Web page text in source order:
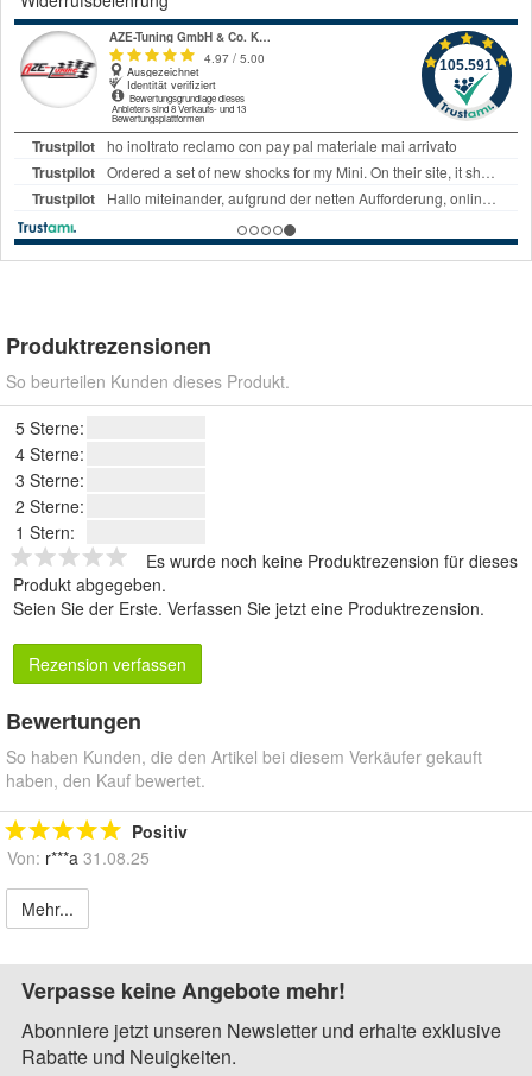
Produktrezensionen
So beurteilen Kunden dieses Produkt.
5 Sterne:
4 Sterne:
3 Sterne:
2 Sterne:
1 Stern:
Es wurde noch keine Produktrezension für dieses
Produkt abgegeben.
Seien Sie der Erste. Verfassen Sie jetzt eine Produktrezension.
Rezension verfassen
Bewertungen
So haben Kunden, die den Artikel bei diesem Verkäufer gekauft
haben, den Kauf bewertet.
Positiv
Von: r***a 31.08.25
Mehr...
Verpasse keine Angebote mehr!
Abonniere jetzt unseren Newsletter und erhalte exklusive
Rabatte und Neuigkeiten.